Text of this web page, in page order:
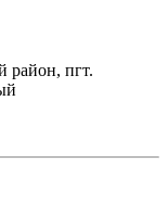
район, пгт.